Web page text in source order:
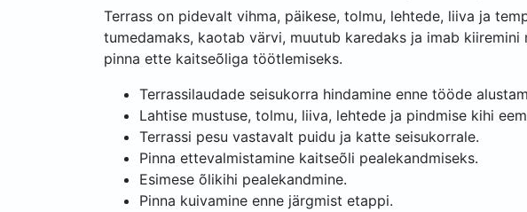
Terrass on pidevalt vihma, päikese, tolmu, lehtede, liiva ja
tumedamaks, kaotab värvi, muutub karedaks ja imab
pinna ette kaitseõliga töötlemiseks.
Terrassilaudade seisukorra hindamine enne tööde
Lahtise mustuse, tolmu, liiva, lehtede ja pindmise kihi
Terrassi pesu vastavalt puidu ja katte seisukorrale.
Pinna ettevalmistamine kaitseõli pealekandmiseks.
Esimese õlikihi pealekandmine.
Pinna kuivamine enne järgmist etappi.